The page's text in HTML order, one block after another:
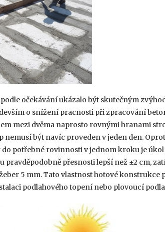
očekávání ukázalo být skutečným
o snížení pracnosti při zpracování
mezi dvěma naprosto rovnými hranami
nemusí být navíc proveden v jeden den.
do potřebné rovinnosti v jednom kroku je
pravděpodobně přesnosti lepší než ±2 cm,
5 mm. Tato vlastnost hotové konstrukce
podlahového topení nebo plovoucí